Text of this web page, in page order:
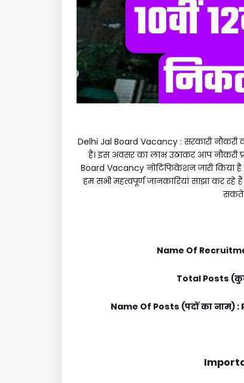
Delhi Jal Board Vacancy : सरकारी
है। इस अवसर का लाभ उठाकर आप नौकरी
Board Vacancy नोटिफिकेशन जारी
हम सभी महत्वपूर्ण जानकारियां साझा कर
सकते
Name Of
Total Posts
Name Of Posts (पदों का नाम)